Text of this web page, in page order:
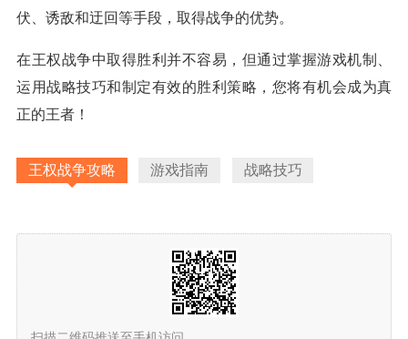
伏、诱敌和迂回等手段，取得战争的优势。
在王权战争中取得胜利并不容易，但通过掌握游戏机制、
运用战略技巧和制定有效的胜利策略，您将有机会成为真
正的王者！
王权战争攻略 游戏指南 战略技巧